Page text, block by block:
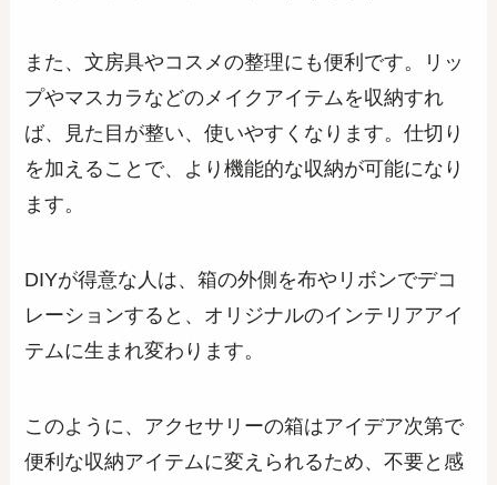
また、文房具やコスメの整理にも便利です。リッ
プやマスカラなどのメイクアイテムを収納すれ
ば、見た目が整い、使いやすくなります。仕切り
を加えることで、より機能的な収納が可能になり
ます。
DIYが得意な人は、箱の外側を布やリボンでデコ
レーションすると、オリジナルのインテリアアイ
テムに生まれ変わります。
このように、アクセサリーの箱はアイデア次第で
便利な収納アイテムに変えられるため、不要と感